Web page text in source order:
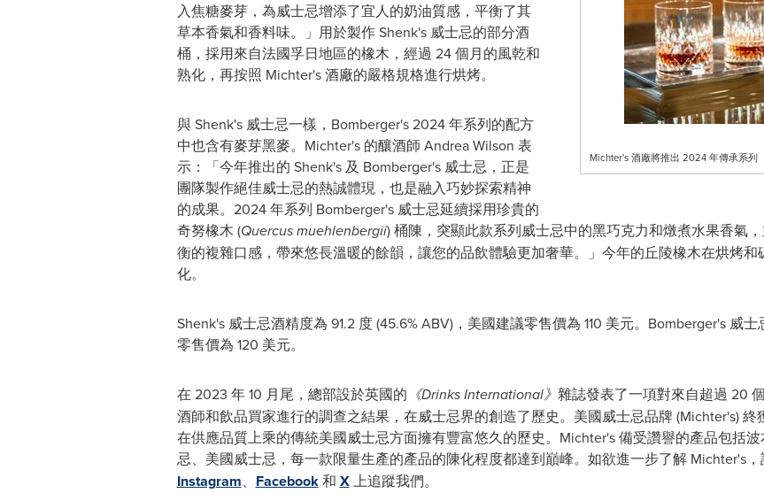
Michter's 酒廠將推出 2024 年傳承系列
入焦糖麥芽，為威士忌增添了宜人的奶油質感，平衡了其
草本香氣和香料味。」用於製作 Shenk's 威士忌的部分酒
桶，採用來自法國孚日地區的橡木，經過 24 個月的風乾和
熟化，再按照 Michter's 酒廠的嚴格規格進行烘烤。
與 Shenk's 威士忌一樣，Bomberger's 2024 年系列的配方
中也含有麥芽黑麥。Michter's 的釀酒師 Andrea Wilson 表
示：「今年推出的 Shenk's 及 Bomberger's 威士忌，正是
團隊製作絕佳威士忌的熱誠體現，也是融入巧妙探索精神
的成果。2024 年系列 Bomberger's 威士忌延續採用珍貴的
奇努橡木 (Quercus muehlenbergii) 桶陳，突顯此款系列威士忌中的黑巧克力和燉煮水果香氣
衡的複雜口感，帶來悠長溫暖的餘韻，讓您的品飲體驗更加奢華。」今年的丘陵橡木在烘烤
化。
Shenk's 威士忌酒精度為 91.2 度 (45.6% ABV)，美國建議零售價為 110 美元。Bomberger's 威
零售價為 120 美元。
在 2023 年 10 月尾，總部設於英國的 《Drinks International》 雜誌發表了一項對來自超過 20
酒師和飲品買家進行的調查之結果，在威士忌界的創造了歷史。美國威士忌品牌 (Michter's)
在供應品質上乘的傳統美國威士忌方面擁有豐富悠久的歷史。Michter's 備受讚譽的產品包括
忌、美國威士忌，每一款限量生產的產品的陳化程度都達到巔峰。如欲進一步了解 Michter's，
Instagram、 Facebook和 X上追蹤我們。